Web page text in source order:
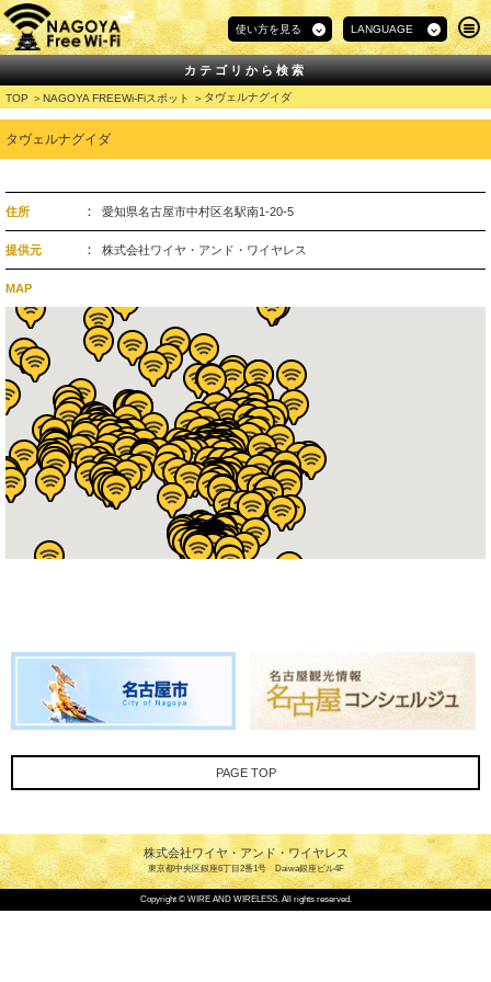
使い方を見る LANGUAGE
カテゴリから検索
TOP NAGOYA FREEWi-Fiスポット タヴェルナグイダ
タヴェルナグイダ
住所 愛知県名古屋市中村区名駅南1-20-5
提供元 株式会社ワイヤ・アンド・ワイヤレス
MAP
PAGE TOP
株式会社ワイヤ・アンド・ワイヤレス
東京都中央区銀座6丁目2番1号 Daiwa銀座ビル4F
Copyright © WIRE AND WIRELESS. All rights reserved.